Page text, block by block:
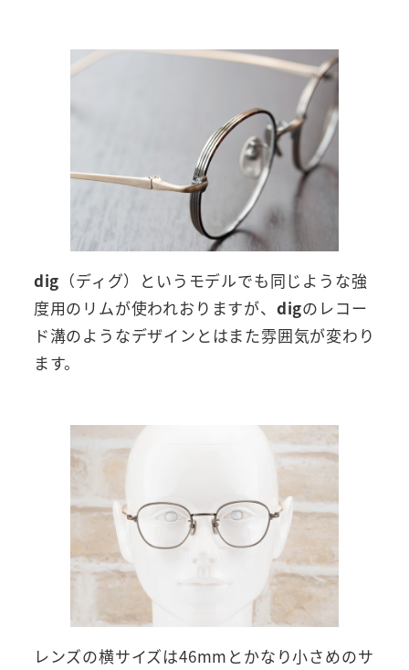
dig （ディグ）というモデルでも同じような強
度用のリムが使われおりますが、 digのレコー
ド溝のようなデザインとはまた雰囲気が変わり
ます。
レンズの横サイズは46mmとかなり小さめのサ